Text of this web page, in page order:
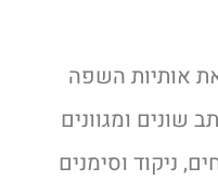
אותיות השפה
שונים ומגוונים
ניקוד וסימנים